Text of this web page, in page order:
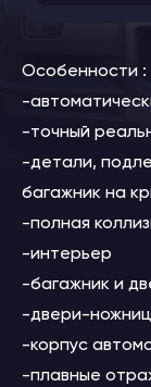
Особенности :
-
-точный
-детали,
багажник на
-полная
-интерьер
-багажник и
-двери-
-корпус
-плавные